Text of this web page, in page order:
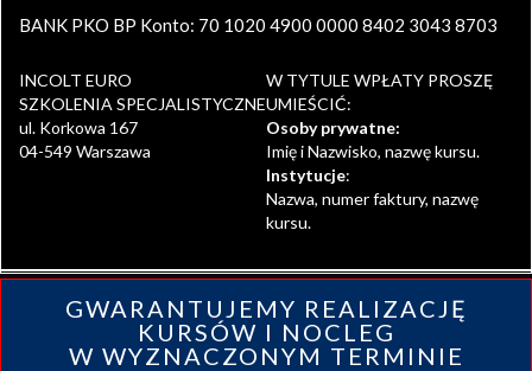
BANK PKO BP Konto: 70 1020 4900 0000 8402 3043 8703
INCOLT EURO
SZKOLENIA SPECJALISTYCZNE
ul. Korkowa 167
04-549 Warszawa
W TYTULE WPŁATY PROSZĘ
UMIEŚCIĆ:
Osoby prywatne:
Imię i Nazwisko, nazwę kursu.
Instytucje:
Nazwa, numer faktury, nazwę
kursu.
GWARANTUJEMY REALIZACJĘ
KURSÓW I NOCLEG
W WYZNACZONYM TERMINIE